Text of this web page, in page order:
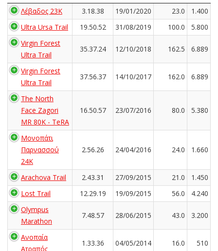
Λέβαδος 23Κ
3.18.38 19/01/2020 23.0
1.400
Ultra Ursa Trail
19.50.52 31/08/2019 100.0
5.800
Virgin Forest
Ultra Trail
35.37.24 12/10/2018 162.5 6.889
Virgin Forest
Ultra Trail
37.56.37 14/10/2017 162.0 6.889
The North
Face Zagori
MR 80K - TeRA
16.50.57 23/07/2016 80.0 5.380
Μονοπάτι
Παρνασσού
24K
2.56.26 24/04/2016 24.0 1.660
Arachova Trail 2.43.31 27/09/2015 21.0
1.450
Lost Trail
12.29.19 19/09/2015 56.0
4.240
Olympus
Marathon
7.48.57 28/06/2015 43.0 3.200
Ανοπαία
Ατραπός
1.33.36 04/05/2014 16.0 510